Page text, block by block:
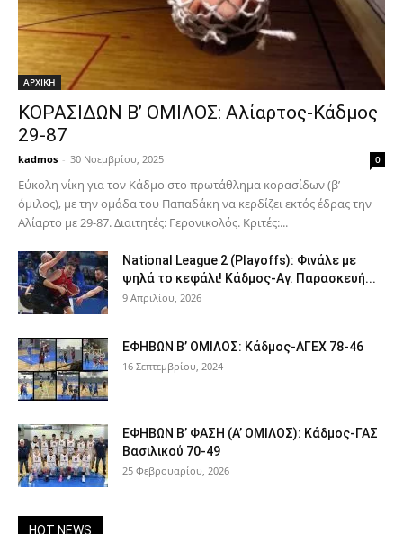
ΑΡΧΙΚΗ
ΚΟΡΑΣΙΔΩΝ Β’ ΟΜΙΛΟΣ: Αλίαρτος-Κάδμος
29-87
kadmos - 30 Νοεμβρίου, 2025 0
Εύκολη νίκη για τον Κάδμο στο πρωτάθλημα κορασίδων (β’
όμιλος), με την ομάδα του Παπαδάκη να κερδίζει εκτός έδρας την
Αλίαρτο με 29-87. Διαιτητές: Γερονικολός. Κριτές:...
National League 2 (Playoffs): Φινάλε με
ψηλά το κεφάλι! Κάδμος-Αγ. Παρασκευή...
9 Απριλίου, 2026
ΕΦΗΒΩΝ Β’ ΟΜΙΛΟΣ: Κάδμος-ΑΓΕΧ 78-46
16 Σεπτεμβρίου, 2024
ΕΦΗΒΩΝ Β’ ΦΑΣΗ (Α’ ΟΜΙΛΟΣ): Κάδμος-ΓΑΣ
Βασιλικού 70-49
25 Φεβρουαρίου, 2026
HOT NEWS